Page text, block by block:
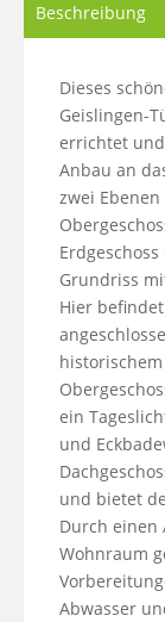
Beschreibung
Dieses
Geislingen-
errichtet
Anbau an
zwei
Grundriss
Hier
ein
und
und bietet
Durch einen
Wohnraum
Abwasser